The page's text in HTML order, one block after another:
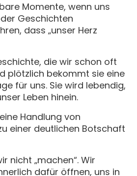
Momente, wenn uns
Geschichten
dass „unser Herz
die wir schon oft
plötzlich bekommt sie eine
für uns. Sie wird lebendig,
Leben hinein.
Handlung von
einer deutlichen Botschaft
nicht „machen“. Wir
dafür öffnen, uns in